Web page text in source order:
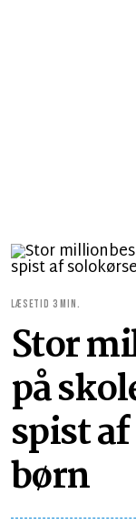
LÆSETID 3 MIN.
Stor
på
spist
børn